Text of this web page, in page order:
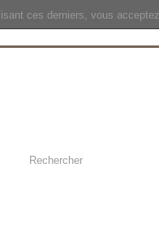
ces derniers, vous